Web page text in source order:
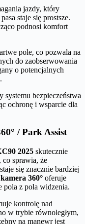
jazdy, który
staje się prostsze.
podnosi komfort
pole, co pozwala na
do zaobserwowania
o potencjalnych
systemu bezpieczeństwa
ochronę i wsparcie dla
/ Park Assist
2025 skutecznie
sprawia, że
się znacznie bardziej
kamera 360° oferuje
pola z pola widzenia.
kontrolę nad
w trybie równoległym,
na manewr jest